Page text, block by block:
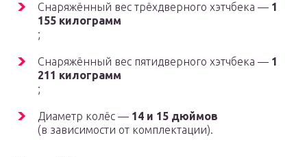
Снаряжённый вес трёхдверного хэтчбека — 1
155 килограмм
;
Снаряжённый вес пятидверного хэтчбека — 1
211 килограмм
;
Диаметр колёс — 14 и 15 дюймов
(в зависимости от комплектации).